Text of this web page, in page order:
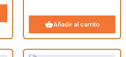
shopping_basketAñadir al carrito